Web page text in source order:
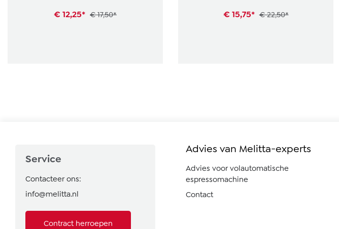
€ 12,25* € 17,50* € 15,75* € 22,50*
Service
Contacteer ons:
info@melitta.nl
Contract herroepen
Advies van Melitta-experts
Advies voor volautomatische
espressomachine
Contact